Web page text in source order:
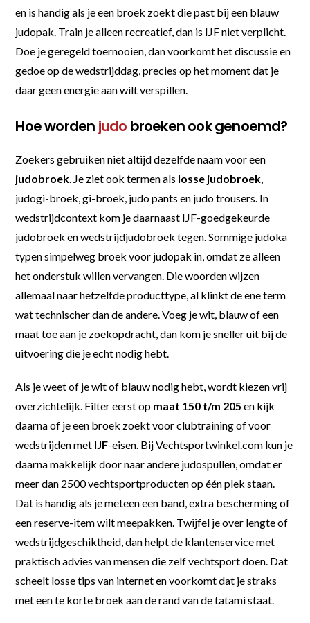
en is handig als je een broek zoekt die past bij een blauw
judopak. Train je alleen recreatief, dan is IJF niet verplicht.
Doe je geregeld toernooien, dan voorkomt het discussie en
gedoe op de wedstrijddag, precies op het moment dat je
daar geen energie aan wilt verspillen.
Hoe worden judo broeken ook genoemd?
Zoekers gebruiken niet altijd dezelfde naam voor een
judobroek. Je ziet ook termen als losse judobroek,
judogi-broek, gi-broek, judo pants en judo trousers. In
wedstrijdcontext kom je daarnaast IJF-goedgekeurde
judobroek en wedstrijdjudobroek tegen. Sommige judoka
typen simpelweg broek voor judopak in, omdat ze alleen
het onderstuk willen vervangen. Die woorden wijzen
allemaal naar hetzelfde producttype, al klinkt de ene term
wat technischer dan de andere. Voeg je wit, blauw of een
maat toe aan je zoekopdracht, dan kom je sneller uit bij de
uitvoering die je echt nodig hebt.
Als je weet of je wit of blauw nodig hebt, wordt kiezen vrij
overzichtelijk. Filter eerst op maat 150 t/m 205 en kijk
daarna of je een broek zoekt voor clubtraining of voor
wedstrijden met IJF-eisen. Bij Vechtsportwinkel.com kun je
daarna makkelijk door naar andere judospullen, omdat er
meer dan 2500 vechtsportproducten op één plek staan.
Dat is handig als je meteen een band, extra bescherming of
een reserve-item wilt meepakken. Twijfel je over lengte of
wedstrijdgeschiktheid, dan helpt de klantenservice met
praktisch advies van mensen die zelf vechtsport doen. Dat
scheelt losse tips van internet en voorkomt dat je straks
met een te korte broek aan de rand van de tatami staat.